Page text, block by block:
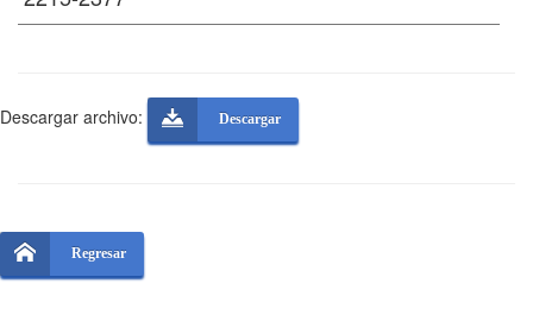
Descargar archivo: Descargar
Regresar